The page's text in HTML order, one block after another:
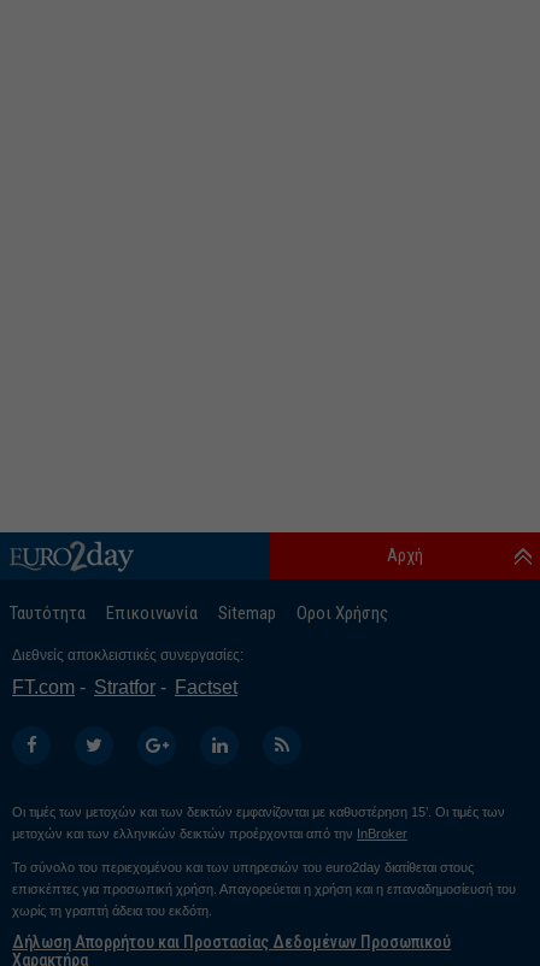
Ταυτότητα Επικοινωνία Sitemap Οροι Χρήσης
Αρχή
Διεθνείς αποκλειστικές συνεργασίες:
FT.com Stratfor Factset
Οι τιμές των μετοχών και των δεικτών εμφανίζονται με καθυστέρηση 15’. Οι τιμές των
μετοχών και των ελληνικών δεικτών προέρχονται από την InBroker
Το σύνολο του περιεχομένου και των υπηρεσιών του euro2day διατίθεται στους
επισκέπτες για προσωπική χρήση. Απαγορεύεται η χρήση και η επαναδημοσίευσή του
χωρίς τη γραπτή άδεια του εκδότη.
Δήλωση Απορρήτου και Προστασίας Δεδομένων Προσωπικού
Χαρακτήρα